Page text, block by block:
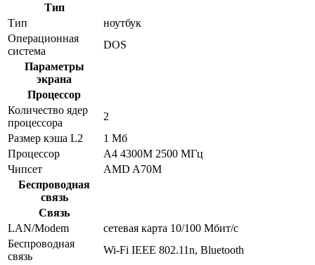
Тип
Тип
ноутбук
Операционная
система
DOS
Параметры
экрана
Процессор
Количество ядер
процессора
2
Размер кэша L2
1 Мб
Процессор
A4 4300M 2500 МГц
Чипсет
AMD A70M
Беспроводная
связь
Связь
LAN/Modem
сетевая карта 10/100 Мбит/c
Беспроводная
связь
Wi-Fi IEEE 802.11n, Bluetooth